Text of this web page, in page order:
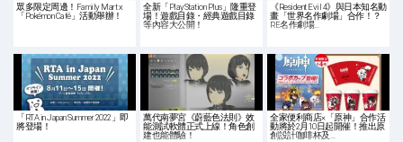
眾多限定周邊！Family Mart x
「Pokémon Café」活動舉辦！
全新「PlayStation Plus」隆重登
場！遊戲目錄・經典遊戲目錄
等內容大公開！
《Resident Evil 4》與日本知名動
畫「世界名作劇場」合作！？
RE名作劇場…
「RTA in Japan Summer 2022」即
將登場！
萬代南夢宮《蔚藍色法則》效
能測試軟體正式上線！角色創
建也能體驗！
全家便利商店×「原神」合作活
動將於2月10日起開催！推出原
創設計咖啡杯及…